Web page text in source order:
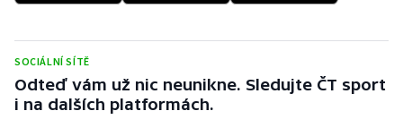
Sportovní střelba
SOCIÁLNÍ SÍTĚ
Odteď vám už nic neunikne. Sledujte ČT sport
i na dalších platformách.